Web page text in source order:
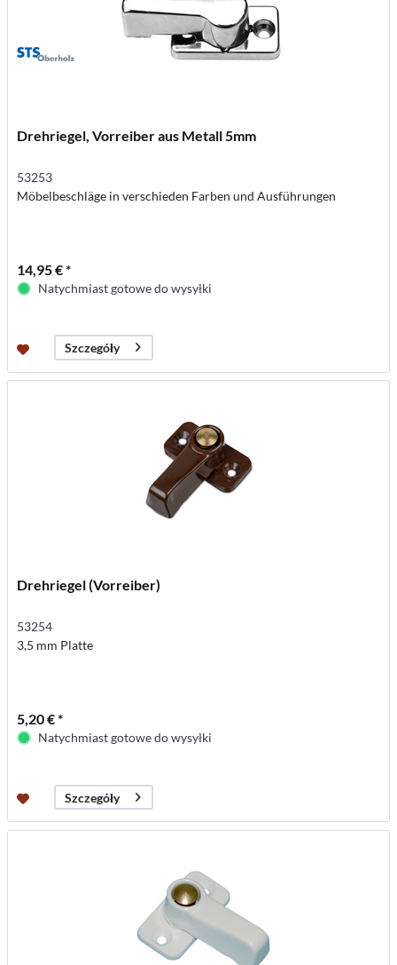
Drehriegel, Vorreiber aus Metall 5mm
53253
Möbelbeschläge in verschieden Farben und Ausführungen
14,95 € *
Natychmiast gotowe do wysyłki
Szczegóły
Drehriegel (Vorreiber)
53254
3,5 mm Platte
5,20 € *
Natychmiast gotowe do wysyłki
Szczegóły